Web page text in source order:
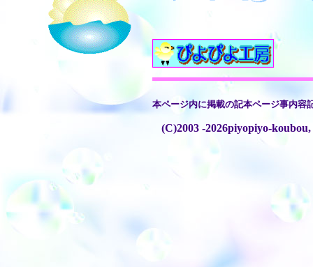
本ページ内に掲載の記本ページ事内容
(C)2003 -2026piyopiyo-